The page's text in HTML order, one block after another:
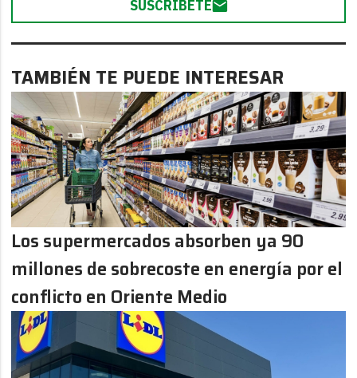
SUSCRÍBETE
TAMBIÉN TE PUEDE INTERESAR
Los supermercados absorben ya 90
millones de sobrecoste en energía por el
conflicto en Oriente Medio